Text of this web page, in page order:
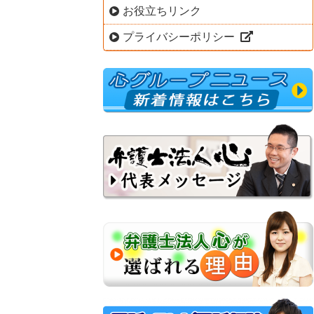
お役立ちリンク
プライバシーポリシー